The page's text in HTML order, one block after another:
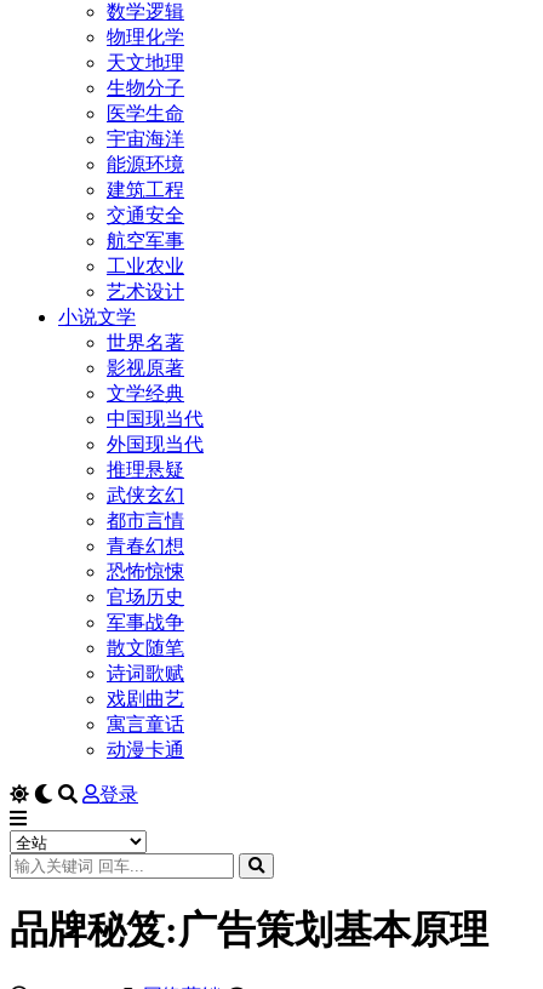
数学逻辑
物理化学
天文地理
生物分子
医学生命
宇宙海洋
能源环境
建筑工程
交通安全
航空军事
工业农业
艺术设计
小说文学
世界名著
影视原著
文学经典
中国现当代
外国现当代
推理悬疑
武侠玄幻
都市言情
青春幻想
恐怖惊悚
官场历史
军事战争
散文随笔
诗词歌赋
戏剧曲艺
寓言童话
动漫卡通
登录
品牌秘笈:广告策划基本原理